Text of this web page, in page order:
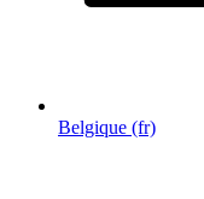
Belgique (fr)